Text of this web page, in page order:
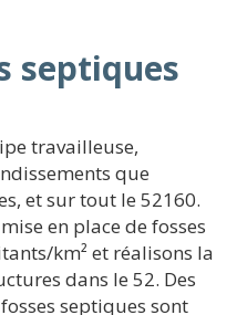
septiques
travailleuse,
que
et sur tout le 52160.
en place de fosses
km² et réalisons la
dans le 52. Des
septiques sont